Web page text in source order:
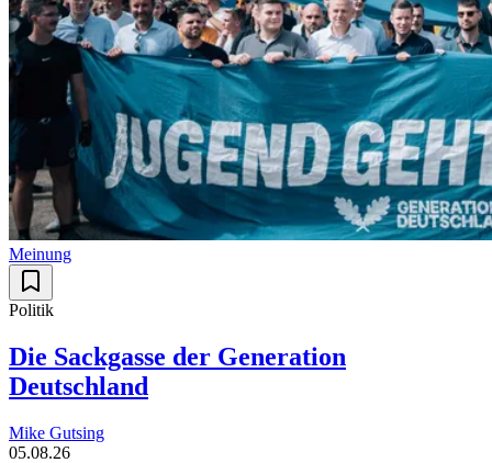
Meinung
Politik
Die Sackgasse der Generation
Deutschland
Mike Gutsing
05.08.26